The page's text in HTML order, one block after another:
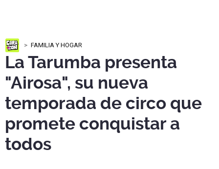
FAMILIA Y HOGAR
La Tarumba presenta
"Airosa", su nueva
temporada de circo que
promete conquistar a
todos